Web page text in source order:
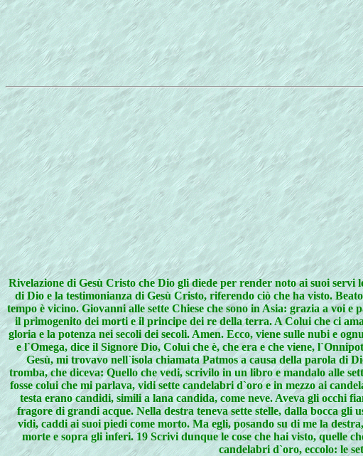
Rivelazione di Gesù Cristo che Dio gli diede per render noto ai suoi servi
di Dio e la testimonianza di Gesù Cristo, riferendo ciò che ha visto.
tempo è vicino. Giovanni alle sette Chiese che sono in Asia: grazia a voi
il primogenito dei morti e il principe dei re della terra. A Colui che ci
gloria e la potenza nei secoli dei secoli. Amen. Ecco, viene sulle nubi e
e l`Omega, dice il Signore Dio, Colui che è, che era e che viene,
Gesù, mi trovavo nell`isola chiamata Patmos a causa della parola di
tromba, che diceva: Quello che vedi, scrivilo in un libro e mandalo alle
fosse colui che mi parlava, vidi sette candelabri d`oro e in mezzo ai
testa erano candidi, simili a lana candida, come neve. Aveva gli occhi
fragore di grandi acque. Nella destra teneva sette stelle, dalla bocca
vidi, caddi ai suoi piedi come morto. Ma egli, posando su di me la
morte e sopra gli inferi. 19 Scrivi dunque le cose che hai visto, quelle
candelabri d`oro, eccolo: le